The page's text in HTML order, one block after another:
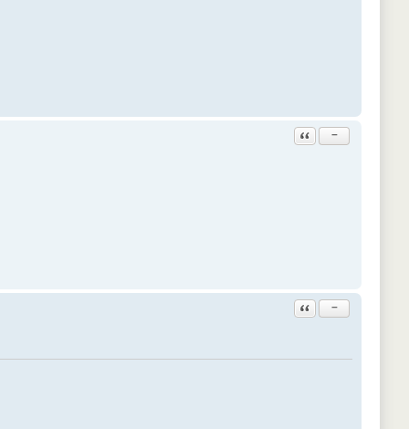
Ответить с цитатой
−
Ответить с цитатой
−